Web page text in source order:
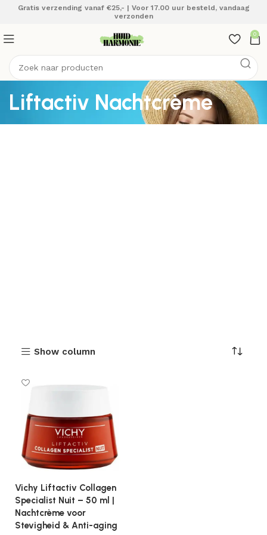
Gratis verzending vanaf €25,- | Voor 17.00 uur besteld, vandaag
verzonden
0
Liftactiv Nachtcrème
Show column
Vichy Liftactiv Collagen
Specialist Nuit – 50 ml |
Nachtcrème voor
Stevigheid & Anti-aging